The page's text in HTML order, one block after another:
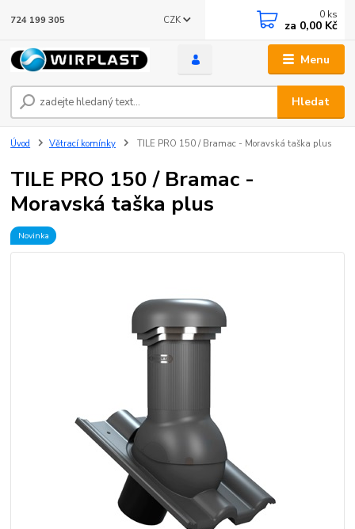
Menu
CZK
Hledat
724 199 305 0 ks
za 0,00 Kč
Úvod Větrací komínky TILE PRO 150 / Bramac - Moravská taška plus
TILE PRO 150 / Bramac -
Moravská taška plus
Novinka